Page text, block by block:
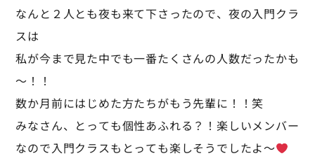
なんと２人とも夜も来て下さったので、夜の入門クラ
スは
私が今まで見た中でも一番たくさんの人数だったかも
～！！
数か月前にはじめた方たちがもう先輩に！！笑
みなさん、とっても個性あふれる？！楽しいメンバー
なので入門クラスもとっても楽しそうでしたよ～